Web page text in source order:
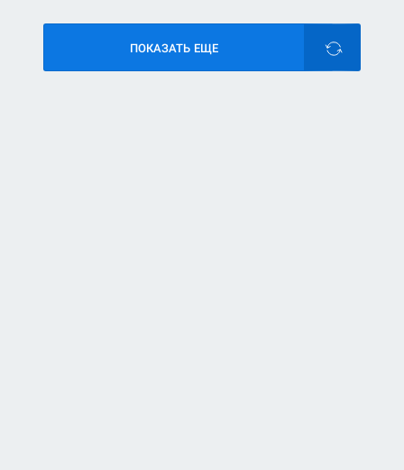
ПОКАЗАТЬ ЕЩЕ